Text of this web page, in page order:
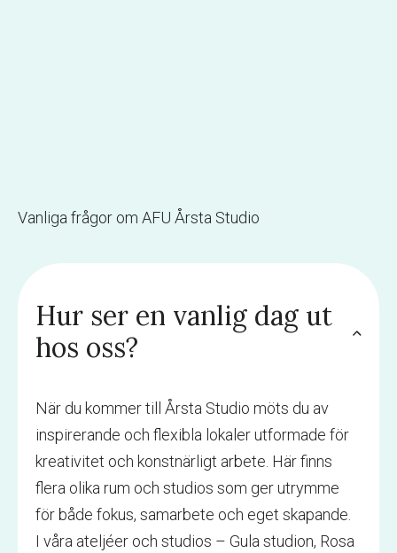
Vanliga frågor om AFU Årsta Studio
Hur ser en vanlig dag ut
hos oss?
När du kommer till Årsta Studio möts du av
inspirerande och flexibla lokaler utformade för
kreativitet och konstnärligt arbete. Här finns
flera olika rum och studios som ger utrymme
för både fokus, samarbete och eget skapande.
I våra ateljéer och studios – Gula studion, Rosa